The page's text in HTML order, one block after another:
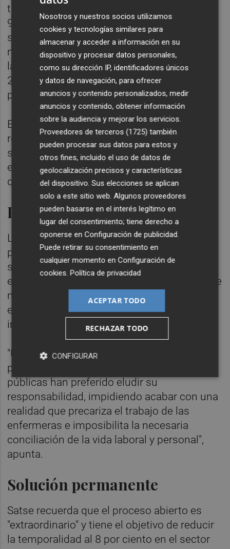
través del concurso de méritos, y otras
9.350, a través del concurso/oposición. Por
su parte, son 596 plazas, vía concurso de
méritos y 269, vía concurso-oposición, para
las matronas, y 678 (concurso de méritos) y
284 (concurso-oposición) para los
profesionales de Fisioterapia.
En total, son 29.345 plazas pendientes de
resolución por parte de los servicios de
salud, además de las de otras
especialidades, distintas a la de matrona,
que no se han contabilizado.
Precariedad e inestabilidad
La organización sindical subraya que el
problema de la temporalidad en el sistema
sanitario español "siempre ha afectado
especialmente a las enfermeras que, durante
muchos años y hasta la actualidad, han ido
encadenando contratos de corta duración,
incluso de horas, días o pocas semanas".
"Una de cada tres profesionales sufre este
problema mientras las administraciones
públicas han preferido eludir su
responsabilidad, impidiendo acabar con una
realidad que precariza el trabajo de las
enfermeras e imposibilita la necesaria
conciliación de la vida laboral y personal",
apunta.
Solución permanente
Satse recuerda que el proceso abierto es
"extraordinario" y tiene el objetivo de reducir
la temporalidad al 8 por ciento en el sector
Nosotros y nuestros socios utilizamos
cookies y tecnologías similares para
almacenar y acceder a información en su
dispositivo y procesar datos personales,
como su dirección IP, identificadores únicos
y datos de navegación, para ofrecer
anuncios y contenido personalizados, medir
anuncios y contenido, obtener información
sobre la audiencia y mejorar los servicios.
Proveedores de terceros (1725) también
pueden procesar sus datos para estos y
otros fines, incluido el uso de datos de
geolocalización precisos y características
del dispositivo. Sus elecciones se aplican
solo a este sitio web. Algunos proveedores
pueden basarse en el interés legítimo en
lugar del consentimiento; tiene derecho a
oponerse enConfiguración de publicidad.
Puede retirar su consentimiento en
cualquier momento enConfiguración de
cookies.Política de privacidad
ACEPTAR TODO
RECHAZAR TODO
CONFIGURAR